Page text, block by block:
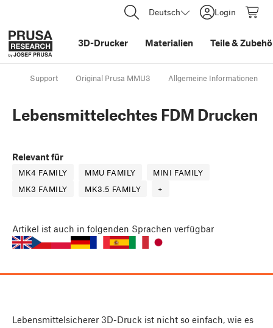
Deutsch Login
3D-Drucker Materialien Teile&
Support Original Prusa MMU3 Allgemeine Informationen
Lebensmittelechtes FDM Drucken
Relevant für
MK4 FAMILY MMU FAMILY
MINI FAMILY
MK3 FAMILY
MK3.5 FAMILY +
Artikel ist auch in folgenden Sprachen verfügbar
Lebensmittelsicherer 3D-Druck ist nicht so einfach, wie es